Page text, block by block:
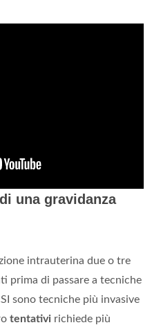
una gravidanza
intrauterina due o tre
prima di passare a tecniche
sono tecniche più invasive
tentativi richiede più